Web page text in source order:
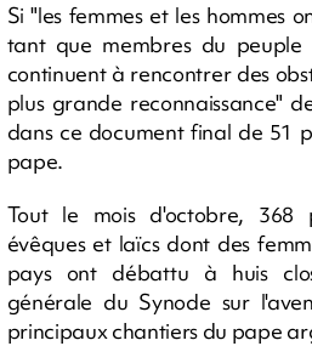
Si "les femmes et les hommes
tant que membres du peuple
continuent à rencontrer des
plus grande reconnaissance"
dans ce document final de 51
pape.
Tout le mois d'octobre, 368
évêques et laïcs dont des
pays ont débattu à huis
générale du Synode sur
principaux chantiers du pape